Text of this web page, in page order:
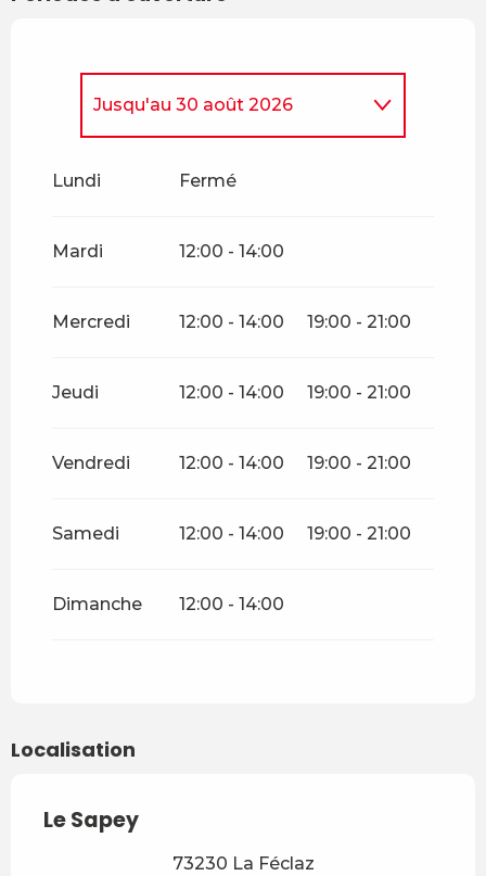
2026
2026
Jusqu'au 30 août 2026
Lundi Fermé
Mardi 12:00 - 14:00
Mercredi 12:00 - 14:00 19:00 - 21:00
Jeudi 12:00 - 14:00 19:00 - 21:00
Vendredi 12:00 - 14:00 19:00 - 21:00
Samedi 12:00 - 14:00 19:00 - 21:00
Dimanche 12:00 - 14:00
Localisation
Le Sapey
73230 La Féclaz